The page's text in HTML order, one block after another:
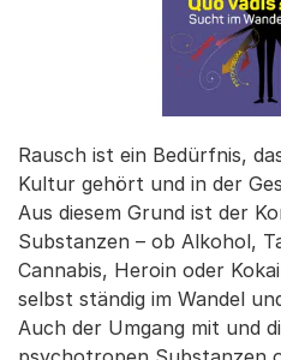
Rausch ist ein Bedürfnis,
Kultur gehört und in der
Aus diesem Grund ist der
Substanzen – ob Alkohol,
Cannabis, Heroin oder
selbst ständig im Wandel
Auch der Umgang mit und